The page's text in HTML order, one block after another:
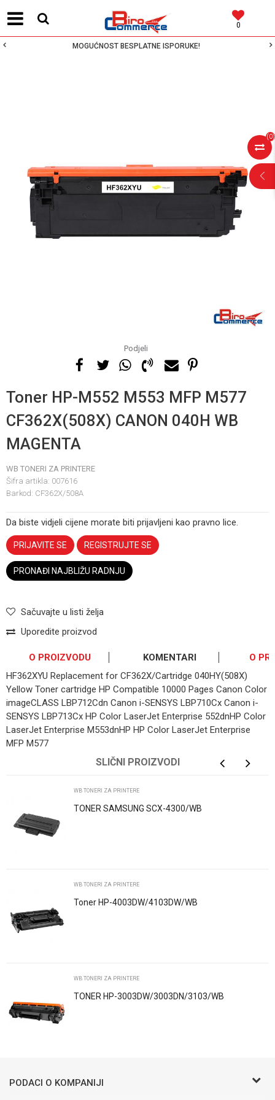
0
MOGUĆNOST BESPLATNE ISPORUKE!
(0)
Podjeli
Toner HP-M552 M553 MFP M577
CF362X(508X) CANON 040H WB
MAGENTA
WB TONERI ZA PRINTERE
Šifra artikla: 007616
Barkod: CF362X/508A
Da biste vidjeli cijene morate biti prijavljeni kao pravno lice.
PRIJAVITE SE REGISTRUJTE SE
PRONAĐI NAJBLIŽU RADNJU
Sačuvajte u listi želja
Uporedite proizvod
O PROIZVODU KOMENTARI
O
HF362XYU Replacement for CF362X/Cartridge 040HY(508X)
Yellow Toner cartridge HP Compatible 10000 Pages Canon Color
imageCLASS LBP712Cdn Canon i-SENSYS LBP710Cx Canon i-
SENSYS LBP713Cx HP Color LaserJet Enterprise 552dnHP Color
LaserJet Enterprise M553dnHP HP Color LaserJet Enterprise
MFP M577
Email
Trenutno nema komentara
SLIČNI PROIZVODI
WB TONERI ZA PRINTERE
TONER SAMSUNG SCX-4300/WB
WB TONERI ZA PRINTERE
Toner HP-4003DW/4103DW/WB
WB TONERI ZA PRINTERE
TONER HP-3003DW/3003DN/3103/WB
PODACI O KOMPANIJI